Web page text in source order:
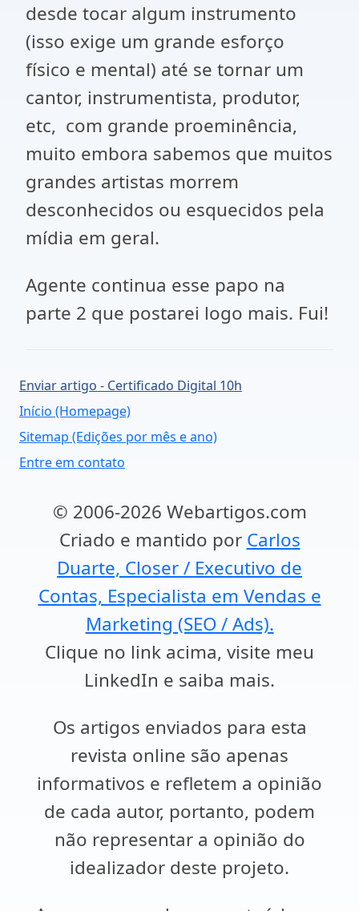
desde tocar algum instrumento
(isso exige um grande esforço
físico e mental) até se tornar um
cantor, instrumentista, produtor,
etc, com grande proeminência,
muito embora sabemos que muitos
grandes artistas morrem
desconhecidos ou esquecidos pela
mídia em geral.
Agente continua esse papo na
parte 2 que postarei logo mais. Fui!
Enviar artigo - Certificado Digital 10h
Início (Homepage)
Sitemap (Edições por mês e ano)
Entre em contato
© 2006-2026 Webartigos.com
Criado e mantido por Carlos
Duarte, Closer / Executivo de
Contas, Especialista em Vendas e
Marketing (SEO / Ads).
Clique no link acima, visite meu
LinkedIn e saiba mais.
Os artigos enviados para esta
revista online são apenas
informativos e refletem a opinião
de cada autor, portanto, podem
não representar a opinião do
idealizador deste projeto.